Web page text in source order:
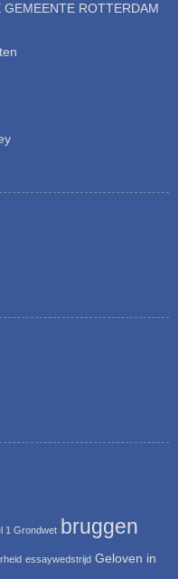
ROTTERDAM
1 Grondwet bruggen
essaywedstrijd Geloven in